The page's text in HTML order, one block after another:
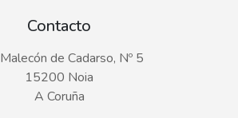
Contacto
de Cadarso, Nº 5
15200 Noia
A Coruña